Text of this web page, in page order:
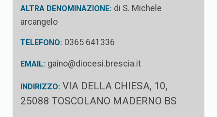
ALTRA DENOMINAZIONE: di S. Michele
arcangelo
TELEFONO: 0365 641336
EMAIL: gaino@diocesi.brescia.it
INDIRIZZO: VIA DELLA CHIESA, 10,
25088 TOSCOLANO MADERNO BS